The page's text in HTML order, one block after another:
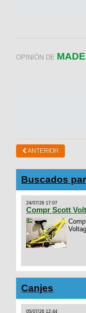
OPINIÓN DE
ANTERIOR
Buscados
24/07/26 17:07
Compr Scott
Canjes
05/07/26 12:44